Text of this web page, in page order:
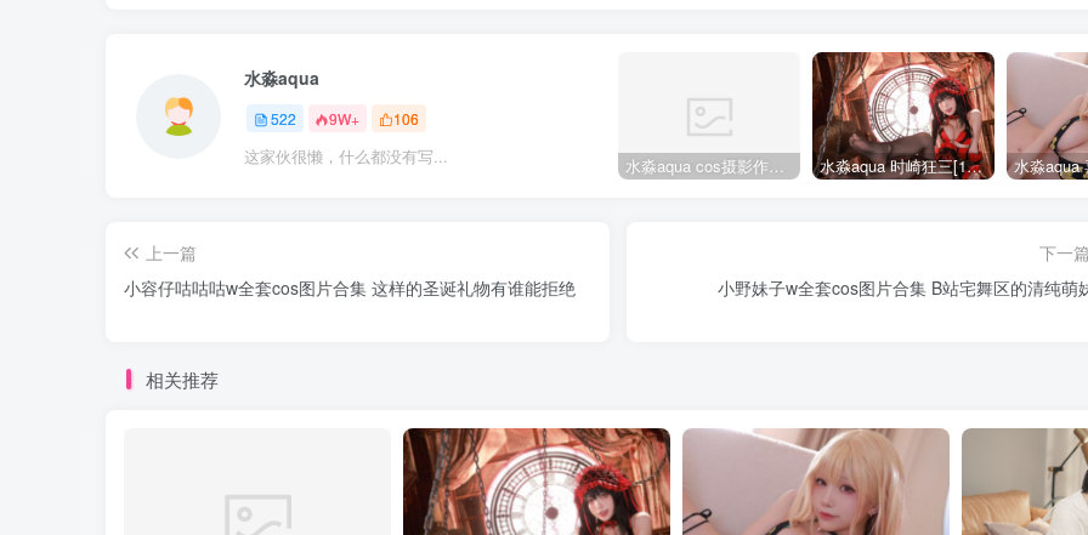
水淼aqua
522 9W+ 106
这家伙很懒，什么都没有写... 水淼aqua cos摄影作品合集155套 水淼aqua 时崎狂三[109P-128MB]
上一篇
小容仔咕咕咕w全套cos图片合集 这样的圣诞礼物有谁能拒绝
下一
小野妹子w全套cos图片合集 B站宅舞区的清纯萌
相关推荐